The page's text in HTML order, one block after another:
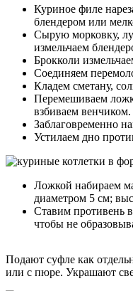
Куриное филе
блендером или
Сырую морковку,
измельчаем
Брокколи
Соединяем
Кладем сметану,
Перемешиваем
взбиваем венчиком.
Заблаговременно
Устилаем дно
Ложкой набираем
диаметром 5 см;
Ставим противень
чтобы не
Подают суфле как
или с пюре. Украшают